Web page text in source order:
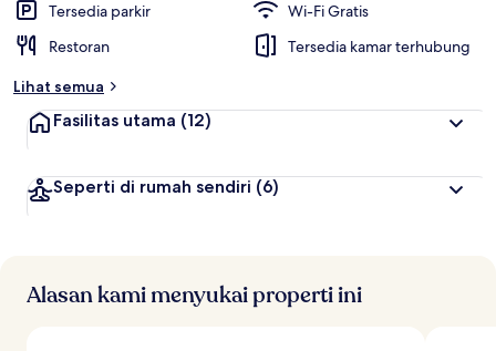
Tersedia parkir
Wi-Fi Gratis
Restoran
Tersedia kamar terhubung
Lihat semua
Fasilitas utama (12)
Seperti di rumah sendiri (6)
Alasan kami menyukai properti ini